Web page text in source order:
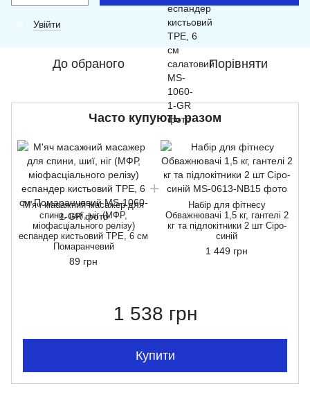
Увійти
До обраного Порівняти
Часто купують разом
М'яч масажний масажер для
спини, шиї, ніг (МФР,
міофасціального релізу)
еспандер кистьовий TPE, 6 см
Помаранчевий
89 грн
Набір для фітнесу
Обважнювачі 1,5 кг, гантелі 2
кг та підлокітники 2 шт Сіро-
синій
1 449 грн
1 538 грн
Купити